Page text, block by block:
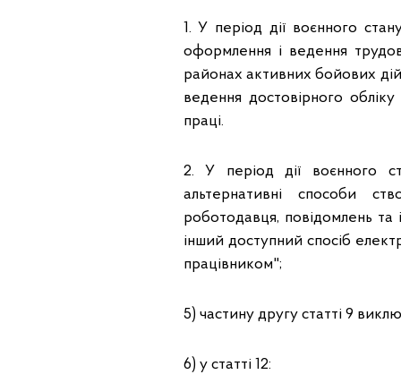
1. У період дії воєнного
оформлення і ведення
районах активних бойових
ведення достовірного
праці.
2. У період дії воєнного
альтернативні способи
роботодавця, повідомлень
інший доступний спосіб
працівником";
5) частину другу статті 9
6) у статті 12: